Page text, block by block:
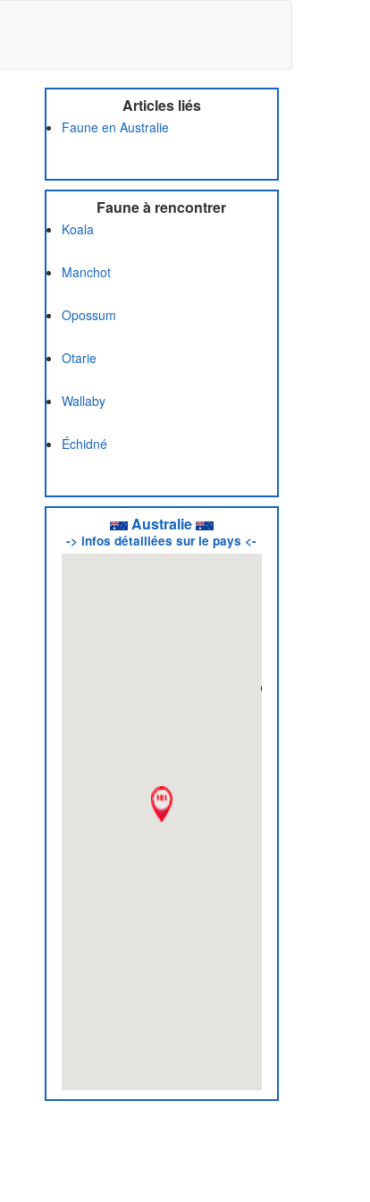
Articles liés
Faune en Australie
Faune à rencontrer
Koala
Manchot
Opossum
Otarie
Wallaby
Échidné
Australie
-> infos détaillées sur le pays <-